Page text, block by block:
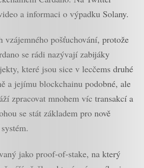
a informaci o výpadku Solany.
vzájemného pošťuchování, protože
se rádi nazývají zabijáky
které jsou sice v lecčems druhé
a jejímu blockchainu podobné, ale
zpracovat mnohem víc transakcí a
se stát základem pro nově
jako proof-of-stake, na který